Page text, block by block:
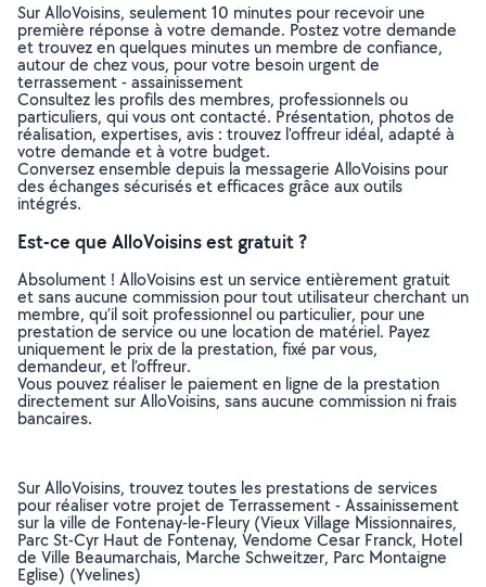
Sur AlloVoisins, seulement 10 minutes pour recevoir une
première réponse à votre demande. Postez votre demande
et trouvez en quelques minutes un membre de confiance,
autour de chez vous, pour votre besoin urgent de
terrassement - assainissement
Consultez les profils des membres, professionnels ou
particuliers, qui vous ont contacté. Présentation, photos de
réalisation, expertises, avis : trouvez l'offreur idéal, adapté à
votre demande et à votre budget.
Conversez ensemble depuis la messagerie AlloVoisins pour
des échanges sécurisés et efficaces grâce aux outils
intégrés.
Est-ce que AlloVoisins est gratuit ?
Absolument ! AlloVoisins est un service entièrement gratuit
et sans aucune commission pour tout utilisateur cherchant un
membre, qu’il soit professionnel ou particulier, pour une
prestation de service ou une location de matériel. Payez
uniquement le prix de la prestation, fixé par vous,
demandeur, et l’offreur.
Vous pouvez réaliser le paiement en ligne de la prestation
directement sur AlloVoisins, sans aucune commission ni frais
bancaires.
Sur AlloVoisins, trouvez toutes les prestations de services
pour réaliser votre projet de Terrassement - Assainissement
sur la ville de Fontenay-le-Fleury (Vieux Village Missionnaires,
Parc St-Cyr Haut de Fontenay, Vendome Cesar Franck, Hotel
de Ville Beaumarchais, Marche Schweitzer, Parc Montaigne
Eglise) (Yvelines)